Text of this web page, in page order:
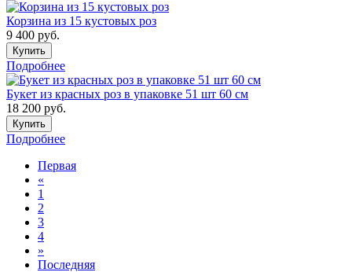
Корзина из 15 кустовых роз
9 400 руб.
Купить
Подробнее
Букет из красных роз в упаковке 51 шт 60 см
18 200 руб.
Купить
Подробнее
Первая
«
1
2
3
4
»
Последняя